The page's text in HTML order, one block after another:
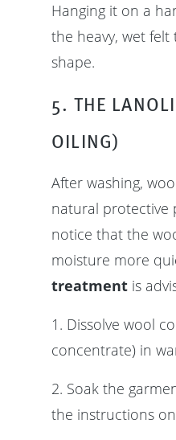
Hanging it on a
the heavy, wet
shape.
5. THE
OILING)
After washing,
natural protective
notice that the
moisture more
treatment is
1. Dissolve wool
concentrate) in
2. Soak the
the instructions